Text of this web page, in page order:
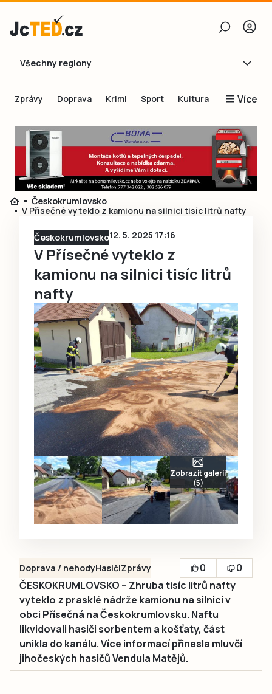
E-mail
Obnovit heslo
Přihlásit se
Přihlásit se přes Facebook
Ještě nemám účet, chci seRegistrovat
Všechny regiony
Zprávy Doprava Krimi Sport Kultura Více
Blogy
Inspirace
Čtenáři píší
Speciální přílohy
Českokrumlovsko
V Přísečné vyteklo z kamionu na silnici tisíc litrů nafty
Českokrumlovsko12. 5. 2025 17:16
V Přísečné vyteklo z
kamionu na silnici tisíc litrů
nafty
Zobrazit galerii
(5)
Doprava / nehodyHasičiZprávy 0
0
ČESKOKRUMLOVSKO – Zhruba tisíc litrů nafty
vyteklo z prasklé nádrže kamionu na silnici v
obci Přísečná na Českokrumlovsku. Naftu
likvidovali hasiči sorbentem a košťaty, část
unikla do kanálu. Více informací přinesla mluvčí
jihočeských hasičů Vendula Matějů.